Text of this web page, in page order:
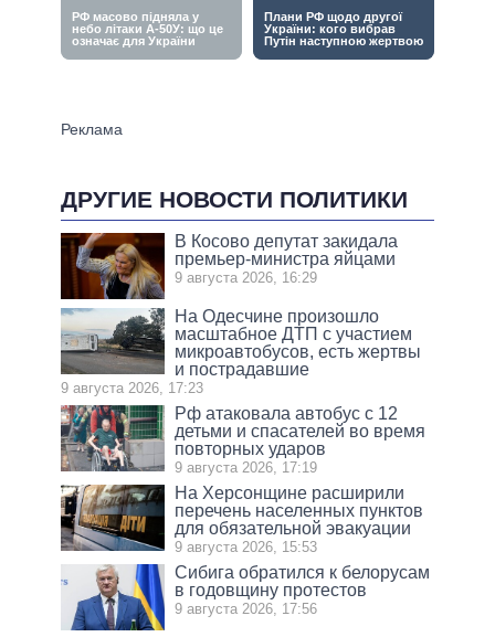
ДРУГИЕ НОВОСТИ ПОЛИТИКИ
В Косово депутат закидала
премьер-министра яйцами
9 августа 2026, 16:29
На Одесчине произошло
масштабное ДТП с участием
микроавтобусов, есть жертвы
и пострадавшие
9 августа 2026, 17:23
Рф атаковала автобус с 12
детьми и спасателей во время
повторных ударов
9 августа 2026, 17:19
На Херсонщине расширили
перечень населенных пунктов
для обязательной эвакуации
9 августа 2026, 15:53
Сибига обратился к белорусам
в годовщину протестов
9 августа 2026, 17:56